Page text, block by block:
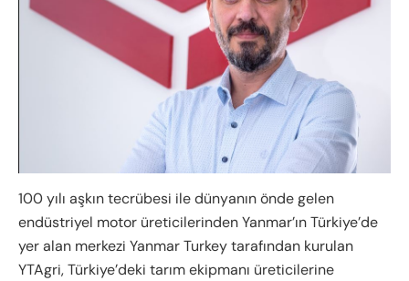
100 yılı aşkın tecrübesi ile dünyanın önde gelen
endüstriyel motor üreticilerinden Yanmar’ın Türkiye’de
yer alan merkezi Yanmar Turkey tarafından kurulan
YTAgri, Türkiye’deki tarım ekipmanı üreticilerine